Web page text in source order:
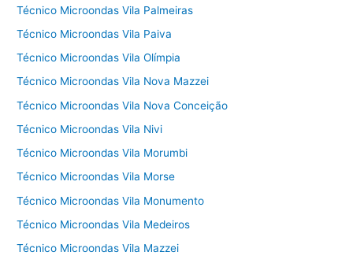
Técnico Microondas Vila Palmeiras
Técnico Microondas Vila Paiva
Técnico Microondas Vila Olímpia
Técnico Microondas Vila Nova Mazzei
Técnico Microondas Vila Nova Conceição
Técnico Microondas Vila Nivi
Técnico Microondas Vila Morumbi
Técnico Microondas Vila Morse
Técnico Microondas Vila Monumento
Técnico Microondas Vila Medeiros
Técnico Microondas Vila Mazzei